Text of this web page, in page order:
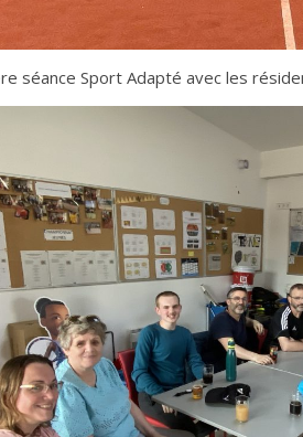
séance Sport Adapté avec les